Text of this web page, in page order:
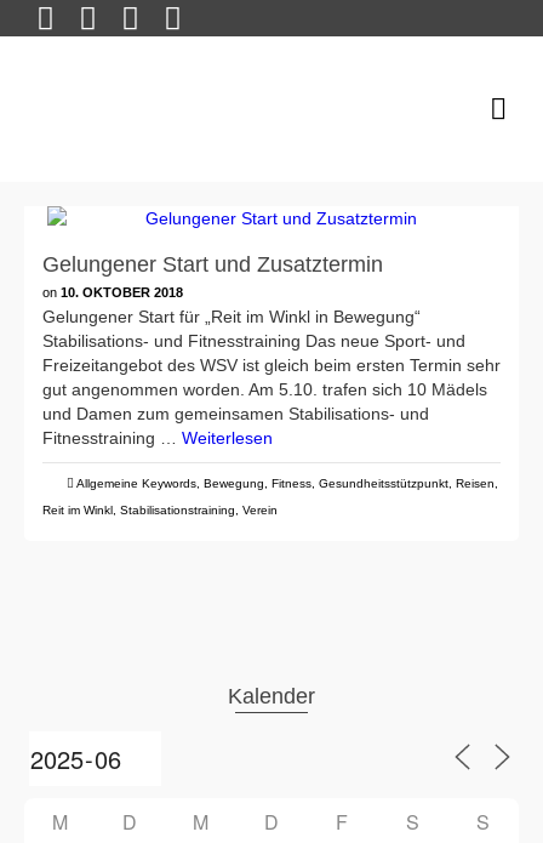
Gelungener Start und Zusatztermin
on 10. OKTOBER 2018
Gelungener Start für „Reit im Winkl in Bewegung“
Stabilisations- und Fitnesstraining Das neue Sport- und
Freizeitangebot des WSV ist gleich beim ersten Termin sehr
gut angenommen worden. Am 5.10. trafen sich 10 Mädels
und Damen zum gemeinsamen Stabilisations- und
Fitnesstraining … Weiterlesen
Allgemeine Keywords Bewegung Fitness Gesundheitsstützpunkt Reisen
Reit im Winkl Stabilisationstraining Verein
Kalender
M D M D F S S